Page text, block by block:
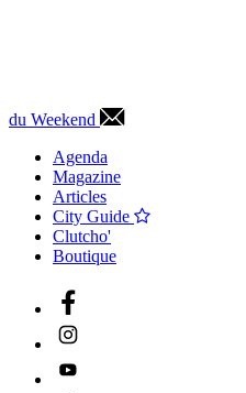
du Weekend
Agenda
Magazine
Articles
City Guide
Clutcho'
Boutique